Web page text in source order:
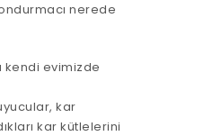
nerede
kendi evimizde
kar
kar kütlelerini